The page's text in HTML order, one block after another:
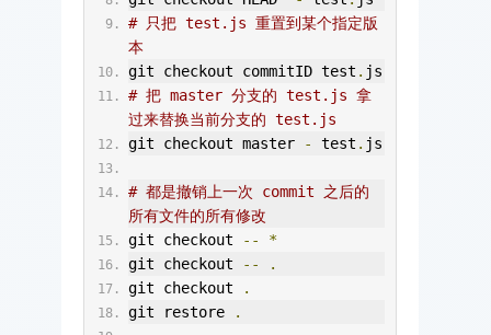
# 只把 test.js 重置到某个指定版
本
git checkout commitID test . js
# 把 master 分支的 test.js 拿
过来替换当前分支的 test.js
git checkout master
- test . js
# 都是撤销上一次 commit 之后的
所有文件的所有修改
git checkout
--
*
git checkout
--
.
git checkout
.
git restore
.